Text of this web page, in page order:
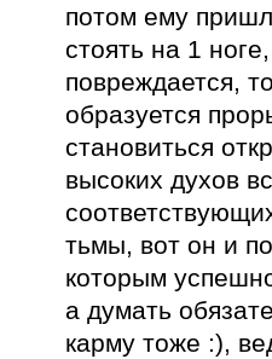
потом ему
стоять на 1
повреждается,
образуется
становиться
высоких духов
тьмы, вот он и
которым
а думать
карму тоже :),